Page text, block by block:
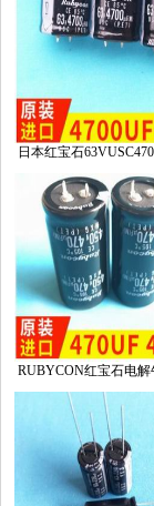
日本红宝石
RUBYCON红宝石电解